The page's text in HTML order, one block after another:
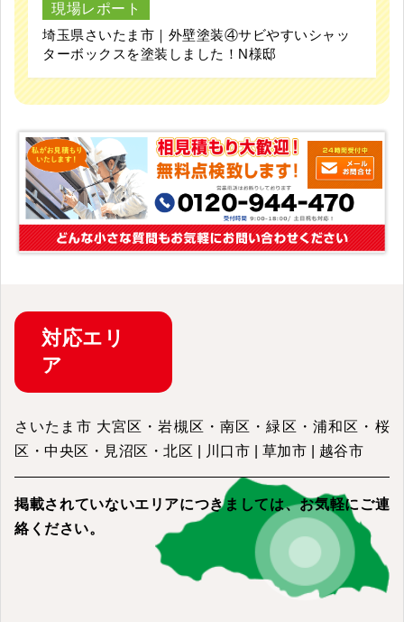
現場レポート
埼玉県さいたま市｜外壁塗装④サビやすいシャッ
ターボックスを塗装しました！N様邸
対応エリ
ア
さいたま市 大宮区・岩槻区・南区・緑区・浦和区・桜
区・中央区・見沼区・北区 | 川口市 | 草加市 | 越谷市
掲載されていないエリアにつきましては、お気軽にご連
絡ください。